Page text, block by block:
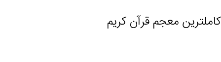
کاملترین معجم قرآن کریم